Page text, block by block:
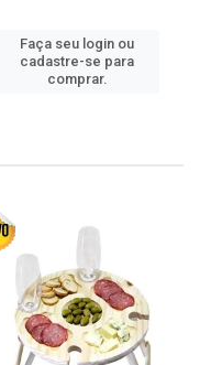
Faça seu login ou
cadastre-se para
comprar.